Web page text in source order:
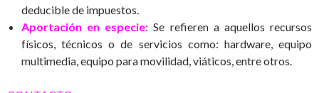
deducible de impuestos.
Aportación en especie:Se refieren a aquellos recursos
físicos, técnicos o de servicios como: hardware, equipo
multimedia, equipo para movilidad, viáticos, entre otros.